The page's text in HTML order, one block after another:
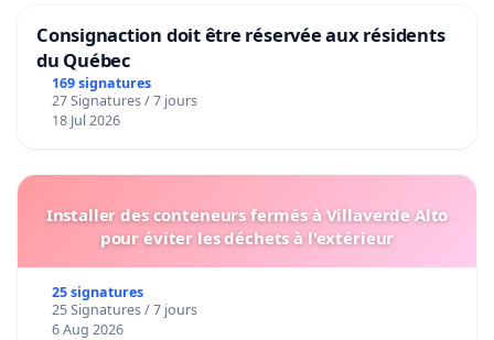
Consignaction doit être réservée aux résidents
du Québec
169 signatures
27 Signatures / 7 jours
18 Jul 2026
Installer des conteneurs fermés à Villaverde Alto
pour éviter les déchets à l'extérieur
25 signatures
25 Signatures / 7 jours
6 Aug 2026